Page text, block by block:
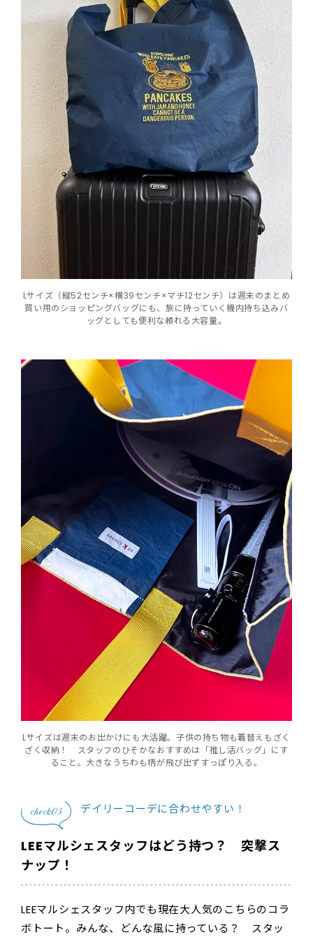
Lサイズ（縦52センチ×横39センチ×マチ12センチ）は週末のまとめ
買い用のショッピングバッグにも、旅に持っていく機内持ち込みバ
ッグとしても便利な頼れる大容量。
Lサイズは週末のお出かけにも大活躍。子供の持ち物も着替えもざく
ざく収納！ スタッフのひそかなおすすめは「推し活バッグ」にす
ること。大きなうちわも柄が飛び出ずすっぽり入る。
check03 デイリーコーデに合わせやすい！
LEEマルシェスタッフはどう持つ？ 突撃ス
ナップ！
LEEマルシェスタッフ内でも現在大人気のこちらのコラ
ボトート。みんな、どんな風に持っている？ スタッ